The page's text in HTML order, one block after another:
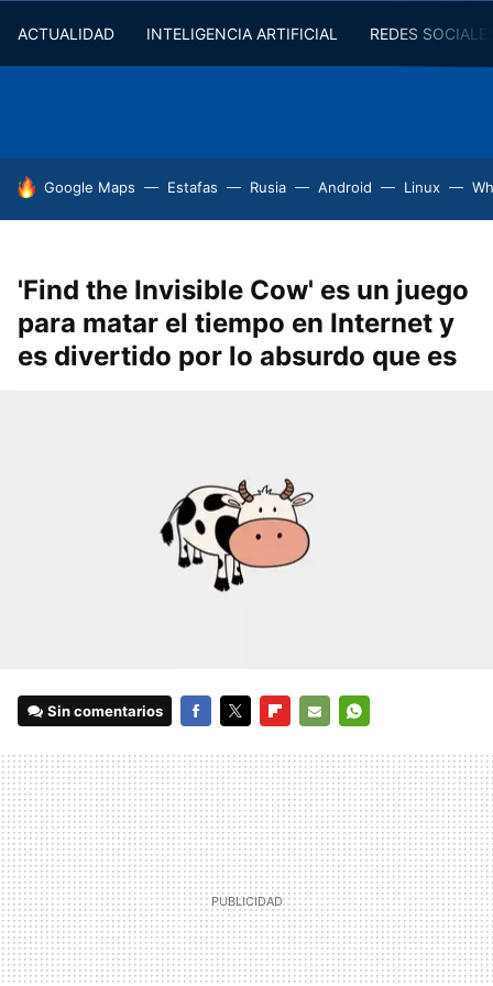
ACTUALIDAD INTELIGENCIA ARTIFICIAL REDES
HOY SE HABLA DE
Google Maps Estafas Rusia Android Linux
'Find the Invisible Cow' es un juego
para matar el tiempo en Internet y
es divertido por lo absurdo que es
Sin comentarios
MAIL